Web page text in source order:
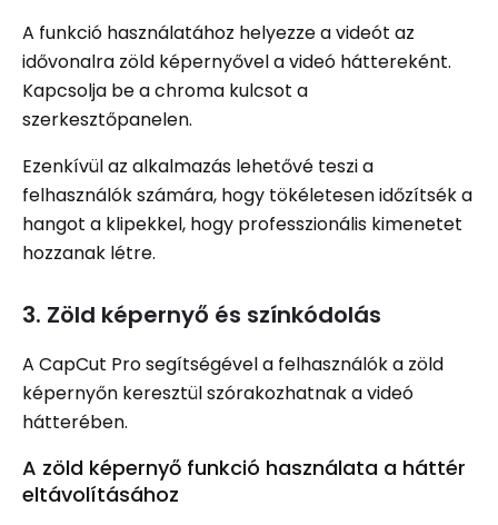
A funkció használatához helyezze a videót az
idővonalra zöld képernyővel a videó háttereként.
Kapcsolja be a chroma kulcsot a
szerkesztőpanelen.
Ezenkívül az alkalmazás lehetővé teszi a
felhasználók számára, hogy tökéletesen időzítsék a
hangot a klipekkel, hogy professzionális kimenetet
hozzanak létre.
3. Zöld képernyő és színkódolás
A CapCut Pro segítségével a felhasználók a zöld
képernyőn keresztül szórakozhatnak a videó
hátterében.
A zöld képernyő funkció használata a háttér
eltávolításához